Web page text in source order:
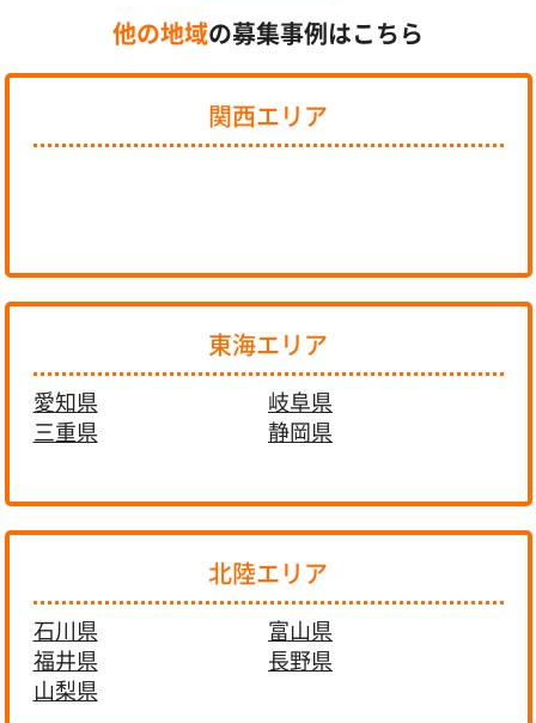
他の地域の募集事例はこちら
関西エリア
東海エリア
愛知県
岐阜県
三重県
静岡県
北陸エリア
石川県
富山県
福井県
長野県
山梨県